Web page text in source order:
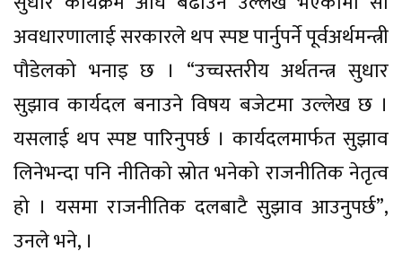
अवधारणालाई सरकारले थप स्पष्ट पार्नुपर्ने पूर्वअर्थमन्त्री
पौडेलको भनाइ छ । “उच्चस्तरीय अर्थतन्त्र सुधार
सुझाव कार्यदल बनाउने विषय बजेटमा उल्लेख छ ।
यसलाई थप स्पष्ट पारिनुपर्छ । कार्यदलमार्फत सुझाव
लिनेभन्दा पनि नीतिको स्रोत भनेको राजनीतिक नेतृत्व
हो । यसमा राजनीतिक दलबाटै सुझाव आउनुपर्छ”,
उनले भने, ।